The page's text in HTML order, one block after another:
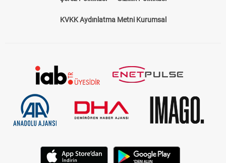
KVKK Aydınlatma Metni Kurumsal